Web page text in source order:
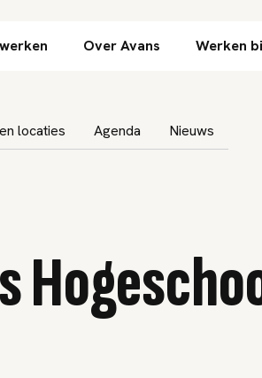
naar inhoudOver Avans Werken
locaties Agenda Nieuws